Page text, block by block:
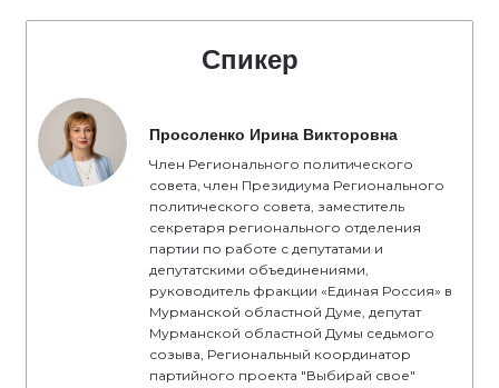
Спикер
Просоленко Ирина Викторовна
Член Регионального политического
совета, член Президиума Регионального
политического совета, заместитель
секретаря регионального отделения
партии по работе с депутатами и
депутатскими объединениями,
руководитель фракции «Единая Россия» в
Мурманской областной Думе, депутат
Мурманской областной Думы седьмого
созыва, Региональный координатор
партийного проекта "Выбирай свое"